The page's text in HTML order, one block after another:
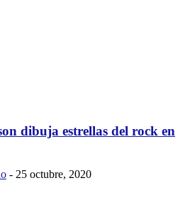
dibuja estrellas del rock en
- 25 octubre, 2020